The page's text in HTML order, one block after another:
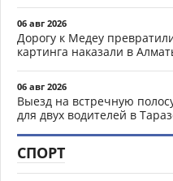
06 авг 2026
Дорогу к Медеу
картинга наказали в
06 авг 2026
Выезд на встречную
для двух водителей в
СПОРТ